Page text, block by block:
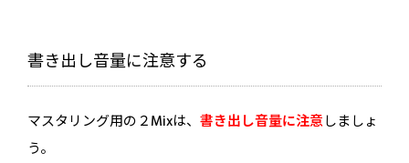
書き出し音量に注意する
マスタリング用の２Mixは、書き出し音量に注意しましょ
う。